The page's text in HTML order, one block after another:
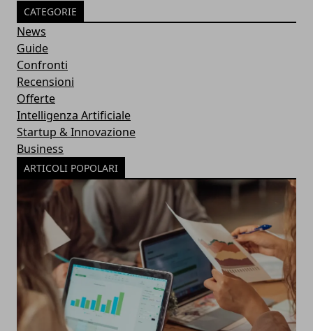
CATEGORIE
News
Guide
Confronti
Recensioni
Offerte
Intelligenza Artificiale
Startup & Innovazione
Business
ARTICOLI POPOLARI